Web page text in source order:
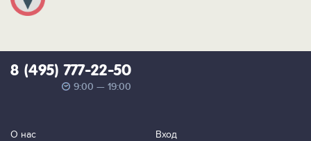
8 (495) 777-22-50
9:00 — 19:00
О нас Вход